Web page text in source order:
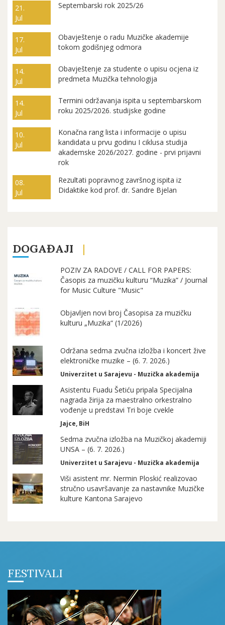
21.
Jul
Septembarski rok 2025/26
17.
Jul
Obavještenje o radu Muzičke akademije
tokom godišnjeg odmora
14.
Jul
Obavještenje za studente o upisu ocjena iz
predmeta Muzička tehnologija
14.
Jul
Termini održavanja ispita u septembarskom
roku 2025/2026. studijske godine
10.
Jul
Konačna rang lista i informacije o upisu
kandidata u prvu godinu I ciklusa studija
akademske 2026/2027. godine - prvi prijavni
rok
08.
Jul
Rezultati popravnog završnog ispita iz
Didaktike kod prof. dr. Sandre Bjelan
DOGAĐAJI
POZIV ZA RADOVE / CALL FOR PAPERS:
Časopis za muzičku kulturu “Muzika” / Journal
for Music Culture "Music"
Objavljen novi broj Časopisa za muzičku
kulturu „Muzika“ (1/2026)
Održana sedma zvučna izložba i koncert žive
elektroničke muzike – (6. 7. 2026.)
Univerzitet u Sarajevu - Muzička akademija
Asistentu Fuadu Šetiću pripala Specijalna
nagrada žirija za maestralno orkestralno
vođenje u predstavi Tri boje cvekle
Jajce, BiH
Sedma zvučna izložba na Muzičkoj akademiji
UNSA – (6. 7. 2026.)
Univerzitet u Sarajevu - Muzička akademija
Viši asistent mr. Nermin Ploskić realizovao
stručno usavršavanje za nastavnike Muzičke
kulture Kantona Sarajevo
FESTIVALI